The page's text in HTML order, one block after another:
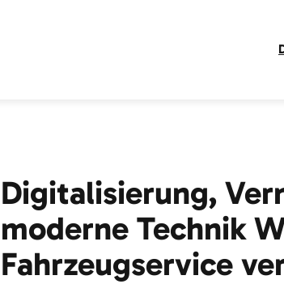
Digitalisierung,
moderne Technik
Fahrzeugservice